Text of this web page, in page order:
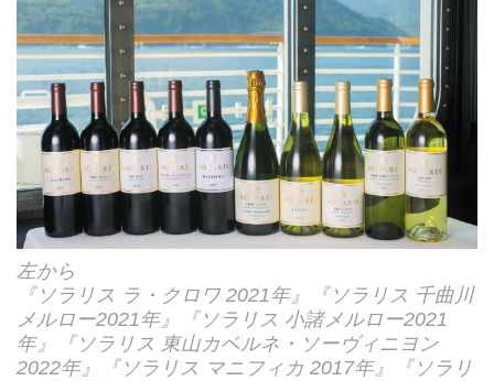
左から
『ソラリス ラ・クロワ 2021年』『ソラリス 千曲川
メルロー2021年』『ソラリス 小諸メルロー2021
年』『ソラリス 東山カベルネ・ソーヴィニヨン
2022年』『ソラリス マニフィカ 2017年』『ソラリ